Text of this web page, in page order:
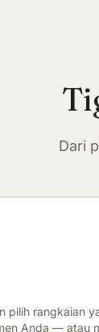
Dari
pilih rangkaian
Anda — atau